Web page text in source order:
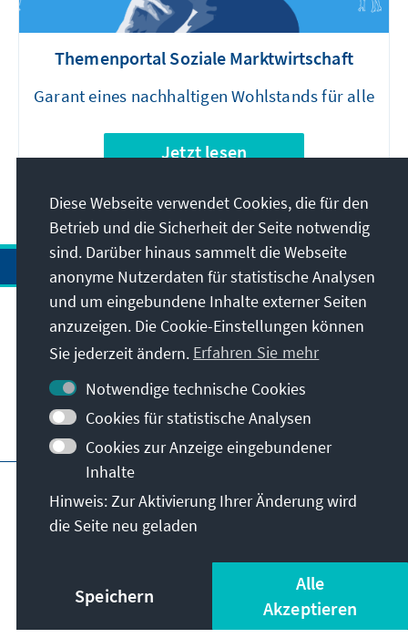
Themenportal Soziale Marktwirtschaft
Garant eines nachhaltigen Wohlstands für alle
Jetzt lesen
Anschrift
Kontakt
Besuchen Sie auch
Hauptseite der KAS
Nutzungsbedingungen
Erklärung zur Barrierefreiheit
© Konrad-Adenauer-Stiftung e.V. 2026
Diese Webseite verwendet Cookies, die für den
Betrieb und die Sicherheit der Seite notwendig
sind. Darüber hinaus sammelt die Webseite
anonyme Nutzerdaten für statistische Analysen
und um eingebundene Inhalte externer Seiten
anzuzeigen. Die Cookie-Einstellungen können
Sie jederzeit ändern. Erfahren Sie mehr
Notwendige technische Cookies
Cookies für statistische Analysen
Cookies zur Anzeige eingebundener
Inhalte
Hinweis: Zur Aktivierung Ihrer Änderung wird
die Seite neu geladen
Speichern
Alle
Akzeptieren